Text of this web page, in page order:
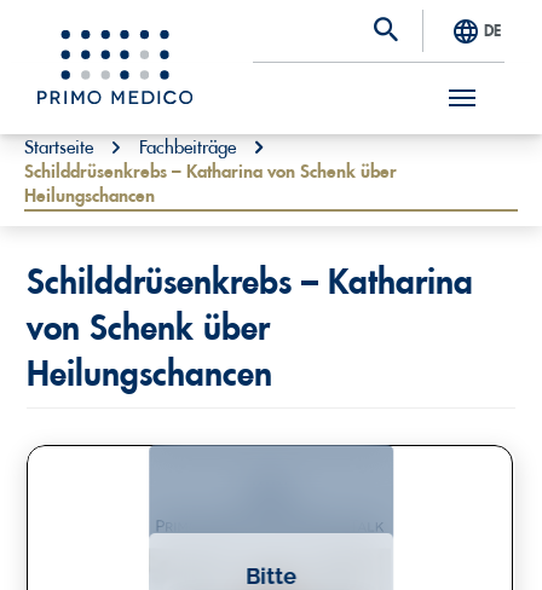
S
DE
You are here:
Startseite
Fachbeiträge
Schilddrüsenkrebs – Katharina von Schenk über
Heilungschancen
Schilddrüsenkrebs – Katharina
von Schenk über
Heilungschancen
Bitte